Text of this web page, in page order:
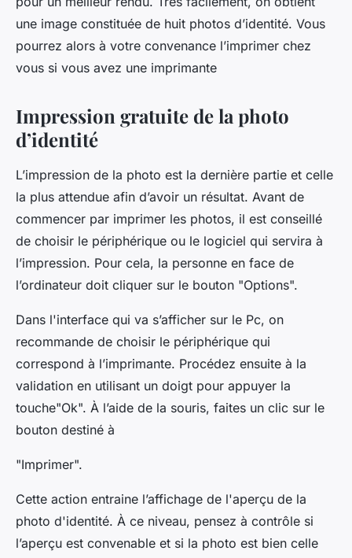
une image constituée de huit photos d’identité. Vous
pourrez alors à votre convenance l’imprimer chez
vous si vous avez une imprimante
Impression gratuite de la photo
d’identité
L’impression de la photo est la dernière partie et celle
la plus attendue afin d’avoir un résultat. Avant de
commencer par imprimer les photos, il est conseillé
de choisir le périphérique ou le logiciel qui servira à
l’impression. Pour cela, la personne en face de
l’ordinateur doit cliquer sur le bouton "Options".
Dans l'interface qui va s’afficher sur le Pc, on
recommande de choisir le périphérique qui
correspond à l’imprimante. Procédez ensuite à la
validation en utilisant un doigt pour appuyer la
touche"Ok". À l’aide de la souris, faites un clic sur le
bouton destiné à
"Imprimer".
Cette action entraine l’affichage de l'aperçu de la
photo d'identité. À ce niveau, pensez à contrôle si
l’aperçu est convenable et si la photo est bien celle